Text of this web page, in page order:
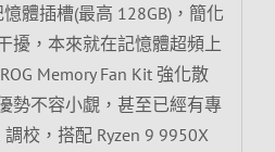
體插槽(最高 128GB)，簡化
擾，本來就在記憶體超頻上
Memory Fan Kit 強化散
勢不容小覷，甚至已經有專
調校，搭配 Ryzen 9 9950X